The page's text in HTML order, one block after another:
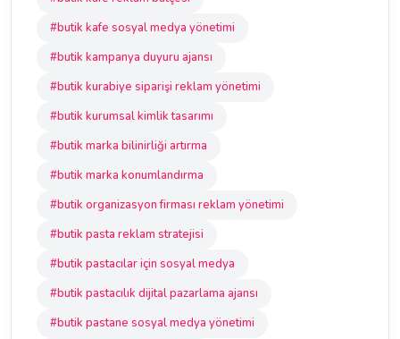
#butik kafe sosyal medya yönetimi
#butik kampanya duyuru ajansı
#butik kurabiye siparişi reklam yönetimi
#butik kurumsal kimlik tasarımı
#butik marka bilinirliği artırma
#butik marka konumlandırma
#butik organizasyon firması reklam yönetimi
#butik pasta reklam stratejisi
#butik pastacılar için sosyal medya
#butik pastacılık dijital pazarlama ajansı
#butik pastane sosyal medya yönetimi